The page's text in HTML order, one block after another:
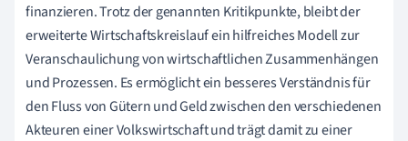
finanzieren. Trotz der genannten Kritikpunkte, bleibt der
erweiterte Wirtschaftskreislauf ein hilfreiches Modell zur
Veranschaulichung von wirtschaftlichen Zusammenhängen
und Prozessen. Es ermöglicht ein besseres Verständnis für
den Fluss von Gütern und Geld zwischen den verschiedenen
Akteuren einer Volkswirtschaft und trägt damit zu einer